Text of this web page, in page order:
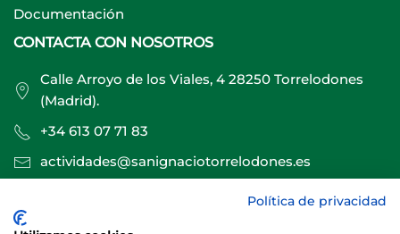
Documentación
CONTACTA CON NOSOTROS
Calle Arroyo de los Viales, 4 28250 Torrelodones
(Madrid).
+34 613 07 71 83
actividades@sanignaciotorrelodones.es
Sitio web creado por
Política de privacidad